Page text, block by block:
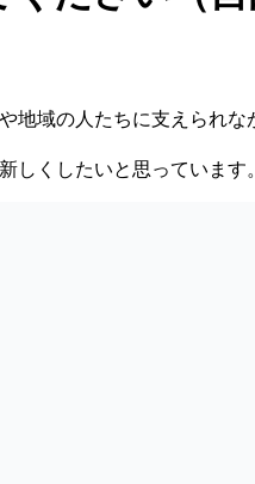
域の人たちに支えられ
くしたいと思っています